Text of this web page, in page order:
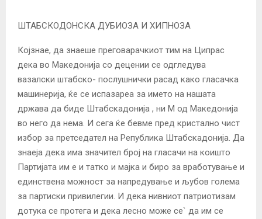
ШТАБСКОДОНСКА ДУБИОЗА И ХИПНОЗА
Којзнае, да знаеше преговарачкиот тим на Ципрас
дека во Македонија со децении се одгледува
вазалски штабско- послушнички расад како гласачка
машинерија, ќе се испазареа за името на нашата
држава да биде Штабскадонија , ни М од Македонија
во него да нема. И сега ќе бевме пред кристално чист
избор за претседател на Република Штабскадонија. Да
знаеја дека има значител број на гласачи на коишто
Партијата им е и татко и мајка и биро за вработување и
единствена можност за напредување и љубов голема
за партиски привилегии. И дека нивниот патриотизам
дотука се протега и дека лесно може се` да им се